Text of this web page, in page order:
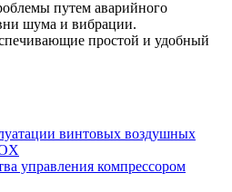
путем аварийного
шума и вибрации.
простой и удобный
винтовых воздушных
управления компрессором